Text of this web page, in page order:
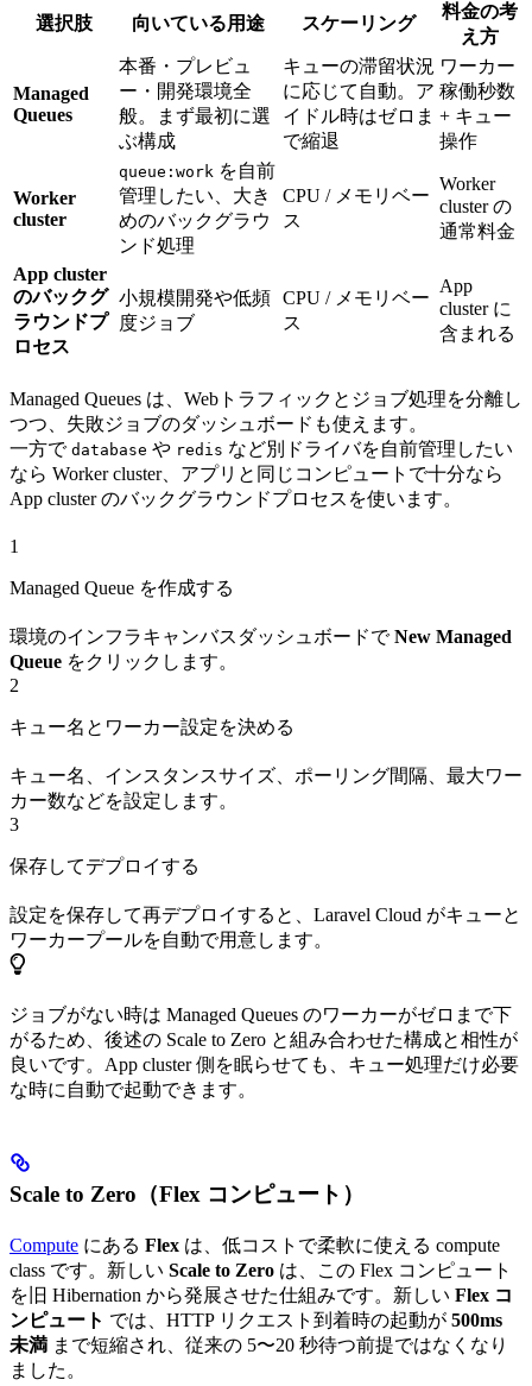
選択肢 向いている用途 スケーリング
料金の考
え方
Managed
Queues
本番・プレビュ
ー・開発環境全
般。まず最初に選
ぶ構成
キューの滞留状況
に応じて自動。ア
イドル時はゼロま
で縮退
ワーカー
稼働秒数
+ キュー
操作
Worker
cluster
queue:work を自前
管理したい、大き
めのバックグラウ
ンド処理
CPU / メモリベー
ス
Worker
cluster の
通常料金
App cluster
のバックグ
ラウンドプ
ロセス
小規模開発や低頻
度ジョブ
CPU / メモリベー
ス
App
cluster に
含まれる
Managed Queues は、Webトラフィックとジョブ処理を分離し
つつ、失敗ジョブのダッシュボードも使えます。
一方で database や redis など別ドライバを自前管理したい
なら Worker cluster、アプリと同じコンピュートで十分なら
App cluster のバックグラウンドプロセスを使います。
1
Managed Queue を作成する
環境のインフラキャンバスダッシュボードでNew Managed
Queue をクリックします。
2
キュー名とワーカー設定を決める
キュー名、インスタンスサイズ、ポーリング間隔、最大ワー
カー数などを設定します。
3
保存してデプロイする
設定を保存して再デプロイすると、Laravel Cloud がキューと
ワーカープールを自動で用意します。
ジョブがない時は Managed Queues のワーカーがゼロまで下
がるため、後述の Scale to Zero と組み合わせた構成と相性が
良いです。App cluster 側を眠らせても、キュー処理だけ必要
な時に自動で起動できます。
Scale to Zero（Flex コンピュート）
Compute にある Flex は、低コストで柔軟に使える compute
class です。新しい Scale to Zero は、この Flex コンピュート
を旧 Hibernation から発展させた仕組みです。新しい Flex コ
ンピュート では、HTTP リクエスト到着時の起動が 500ms
未満 まで短縮され、従来の 5〜20 秒待つ前提ではなくなり
ました。